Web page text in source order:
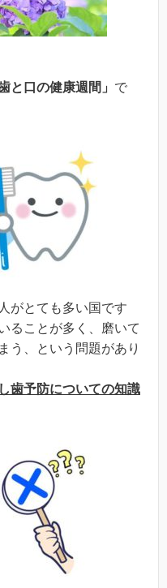
歯と口の健康週間」 で
がとても多い国です
ることが多く、磨いて
う、という問題があり
歯予防についての知識